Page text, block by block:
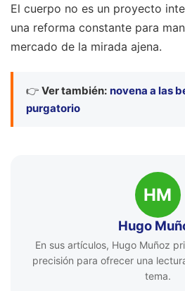
El cuerpo no es un proyecto
una reforma constante para
mercado de la mirada ajena.
👉 Ver también: novena a las
purgatorio
HM
Hugo
En sus artículos, Hugo Muñoz
precisión para ofrecer una
tema.